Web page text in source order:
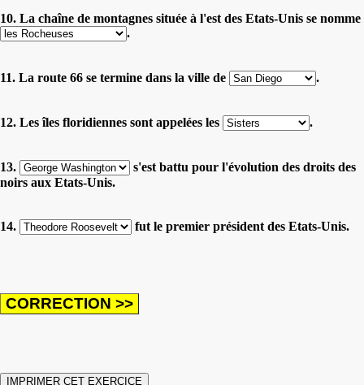
10. La chaîne de montagnes située à l'est des Etats-Unis se nomme
.
11. La route 66 se termine dans la ville de .
12. Les îles floridiennes sont appelées les .
13.
s'est battu pour l'évolution des droits des
noirs aux Etats-Unis.
14. fut le premier président des Etats-Unis.